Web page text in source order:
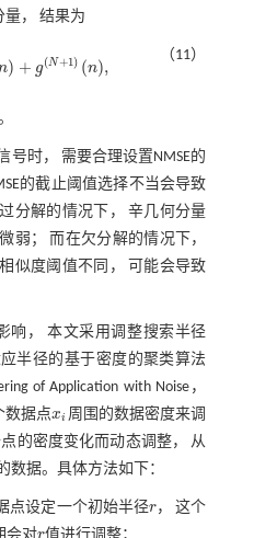
量， 结果为
) + g(N+1) (n),
(N +1) (n),
（11）
时， 需要合理设置NMSE的
的截止阈值选择不当会导致
分解的情况下， 辛几何分量
弱； 而在欠分解的情况下，
似度阈值不同， 可能会导致
响， 本文采用调整搜索半径
半径的基于密度的聚类算法
of Application with Noise，
数据点xi
xi 周围的数据密度来调
的密度变化而动态调整， 从
数据。具体方法如下：
点设定一个初始半径r
r ， 这个
r